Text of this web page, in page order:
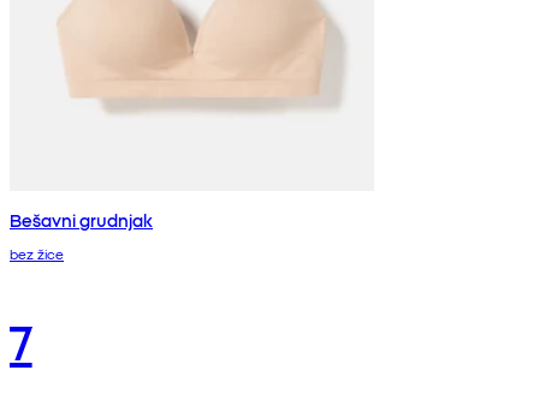
Bešavni grudnjak
bez žice
7